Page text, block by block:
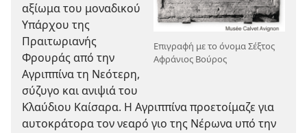
Επιγραφή με το όνομα Σέξτος
Αφράνιος Βούρος
αξίωμα του μοναδικού
Υπάρχου της
Πραιτωριανής
Φρουράς από την
Αγριππίνα τη Νεότερη,
σύζυγο και ανιψιά του
Κλαύδιου Καίσαρα. Η Αγριππίνα προετοίμαζε για
αυτοκράτορα τον νεαρό γιο της Νέρωνα υπό την